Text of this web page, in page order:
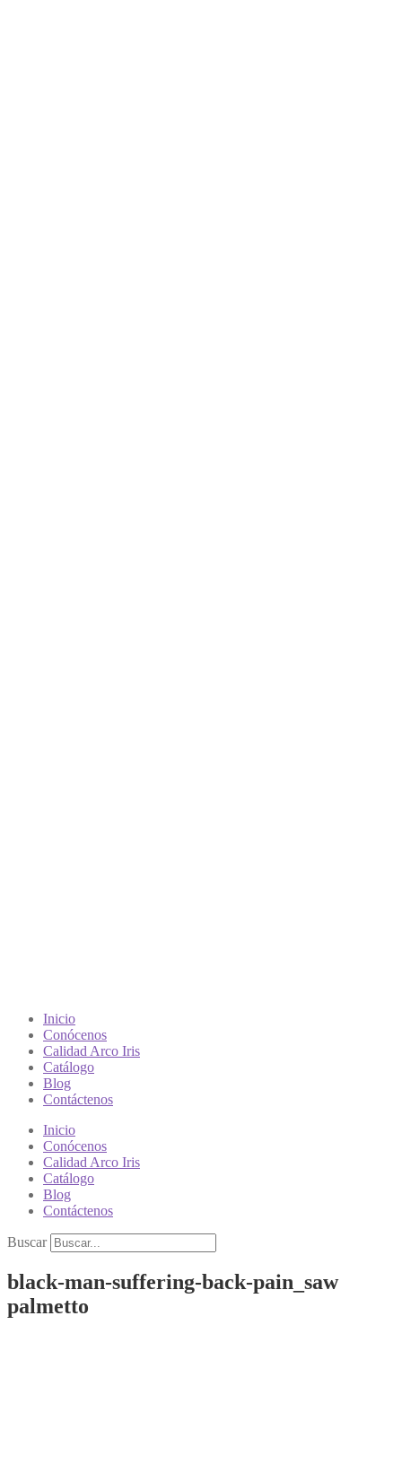
Inicio
Conócenos
Calidad Arco Iris
Catálogo
Blog
Contáctenos
Inicio
Conócenos
Calidad Arco Iris
Catálogo
Blog
Contáctenos
Buscar
black-man-suffering-back-pain_saw
palmetto